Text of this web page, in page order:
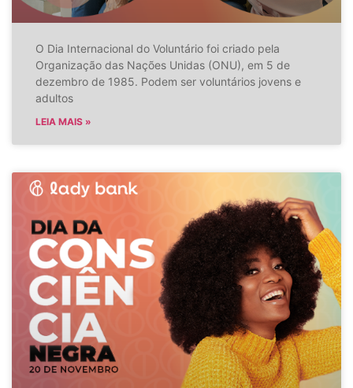
O Dia Internacional do Voluntário foi criado pela
Organização das Nações Unidas (ONU), em 5 de
dezembro de 1985. Podem ser voluntários jovens e
adultos
LEIA MAIS »